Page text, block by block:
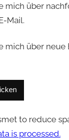
mich über
Mail.
mich über neue
to reduce
is processed.